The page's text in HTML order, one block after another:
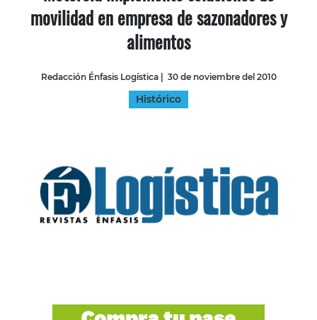
movilidad en empresa de sazonadores y
alimentos
Redacción Énfasis Logística| 30 de noviembre del 2010
Histórico